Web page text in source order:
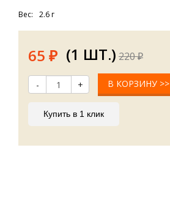
Вес: 2.6 г
65 ₽ (1 ШТ.) 220₽
- + В КОРЗИНУ >>
Купить в 1 клик